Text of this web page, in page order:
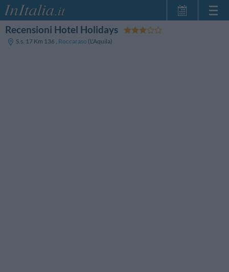
Home Page
Recensioni Hotel Holidays
S.s. 17 Km 136 , Roccaraso (L'Aquila)